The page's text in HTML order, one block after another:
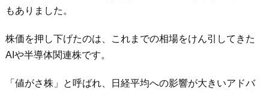
もありました。
株価を押し下げたのは、これまでの相場をけん引してきた
AIや半導体関連株です。
「値がさ株」と呼ばれ、日経平均への影響が大きいアドバ